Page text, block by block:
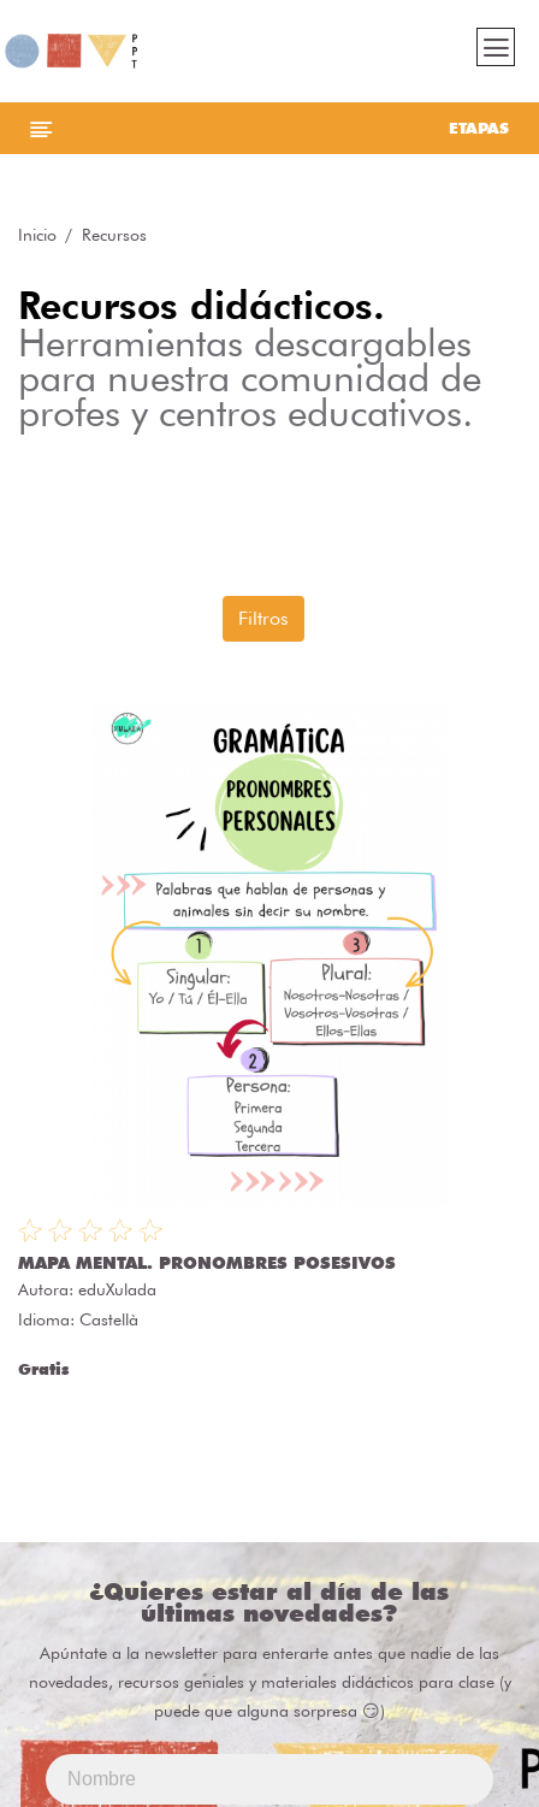
ETAPAS
Inicio Recursos
Recursos didácticos.
Herramientas descargables
para nuestra comunidad de
profes y centros educativos.
Filtros
MAPA MENTAL. PRONOMBRES POSESIVOS
Autora: eduXulada
Idioma: Castellà
Gratis
¿Quieres estar al día de las
últimas novedades?
Apúntate a la newsletter para enterarte antes que nadie de las
novedades, recursos geniales y materiales didácticos para clase (y
puede que alguna sorpresa 😏)